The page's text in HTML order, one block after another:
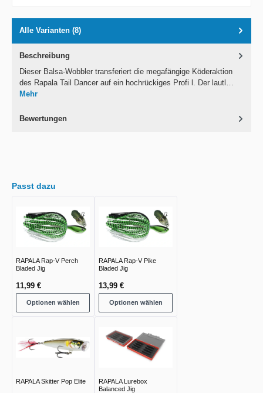
Alle Varianten (8)
Beschreibung
Dieser Balsa-Wobbler transferiert die megafängige Köderaktion
des Rapala Tail Dancer auf ein hochrückiges Profi l. Der lautl…
Mehr
Bewertungen
Passt dazu
RAPALA Rap-V Perch
Bladed Jig
11,99 €
Optionen wählen
RAPALA Rap-V Pike
Bladed Jig
13,99 €
Optionen wählen
RAPALA Skitter Pop Elite
RAPALA Lurebox
Balanced Jig